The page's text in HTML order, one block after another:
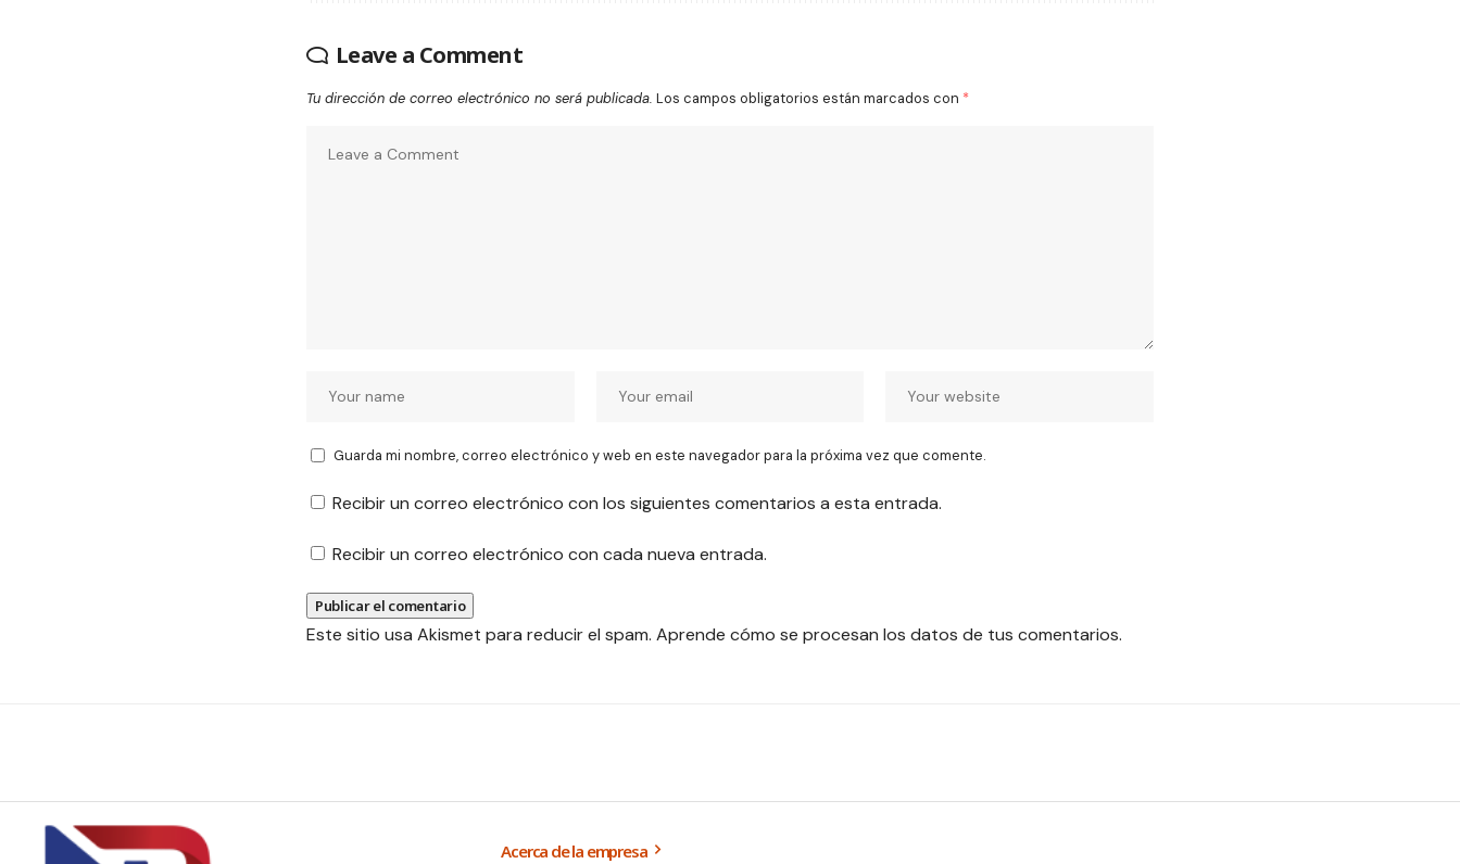
Leave a Comment
Tu dirección de correo electrónico no será publicada. Los campos obligatorios están marcados con *
Guarda mi nombre, correo electrónico y web en este navegador para la próxima vez que comente.
Recibir un correo electrónico con los siguientes comentarios a esta entrada.
Recibir un correo electrónico con cada nueva entrada.
Este sitio usa Akismet para reducir el spam. Aprende cómo se procesan los datos de tus comentarios.
Acerca de la empresa